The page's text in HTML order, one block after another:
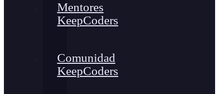
Mentores
KeepCoders
Comunidad
KeepCoders